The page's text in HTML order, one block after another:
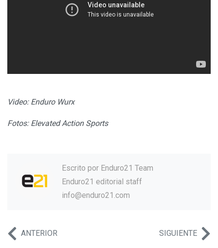
Video: Enduro Wurx
Fotos: Elevated Action Sports
Escrito por Enduro21 Team
Enduro21 editorial staff
info@enduro21.com
ANTERIOR SIGUIENTE